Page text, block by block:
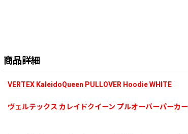
商品詳細
VERTEX KaleidoQueen PULLOVER Hoodie WHITE
ヴェルテックス カレイドクイーン プルオーバーパーカー